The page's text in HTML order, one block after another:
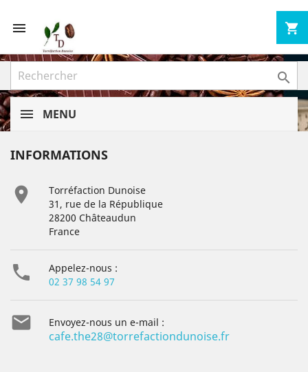
 shopping_cart

MENU
INFORMATIONS

Torréfaction Dunoise
31, rue de la République
28200 Châteaudun
France

Appelez-nous :
02 37 98 54 97
 Envoyez-nous un e-mail :
cafe.the28@torrefactiondunoise.fr